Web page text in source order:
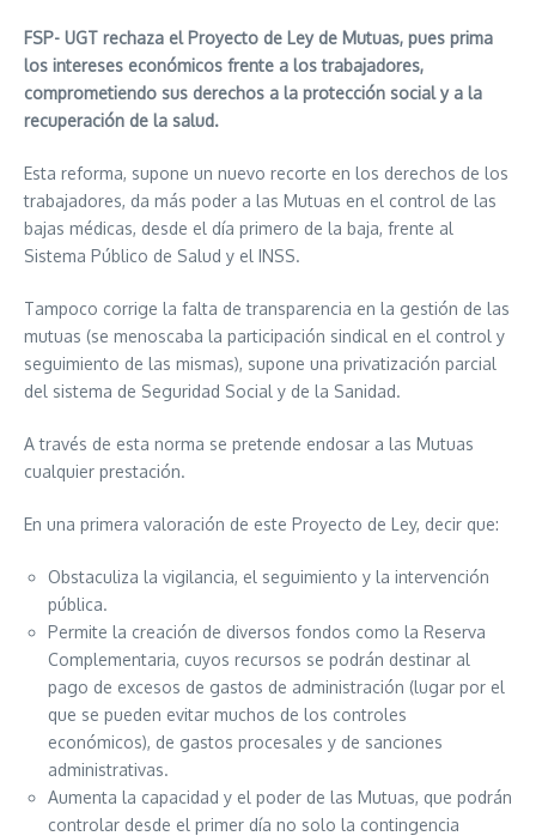
FSP- UGT rechaza el Proyecto de Ley de Mutuas, pues prima
los intereses económicos frente a los trabajadores,
comprometiendo sus derechos a la protección social y a la
recuperación de la salud.
Esta reforma, supone un nuevo recorte en los derechos de los
trabajadores, da más poder a las Mutuas en el control de las
bajas médicas, desde el día primero de la baja, frente al
Sistema Público de Salud y el INSS.
Tampoco corrige la falta de transparencia en la gestión de las
mutuas (se menoscaba la participación sindical en el control y
seguimiento de las mismas), supone una privatización parcial
del sistema de Seguridad Social y de la Sanidad.
A través de esta norma se pretende endosar a las Mutuas
cualquier prestación.
En una primera valoración de este Proyecto de Ley, decir que:
Obstaculiza la vigilancia, el seguimiento y la intervención
pública.
Permite la creación de diversos fondos como la Reserva
Complementaria, cuyos recursos se podrán destinar al
pago de excesos de gastos de administración (lugar por el
que se pueden evitar muchos de los controles
económicos), de gastos procesales y de sanciones
administrativas.
Aumenta la capacidad y el poder de las Mutuas, que podrán
controlar desde el primer día no solo la contingencia